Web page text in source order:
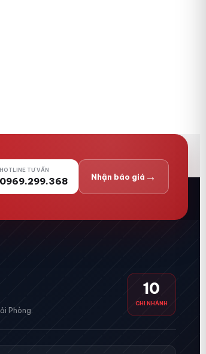
HOTLINE TƯ VẤN
0969.299.368 Nhận báo giá →
Phòng.
10
CHI NHÁNH